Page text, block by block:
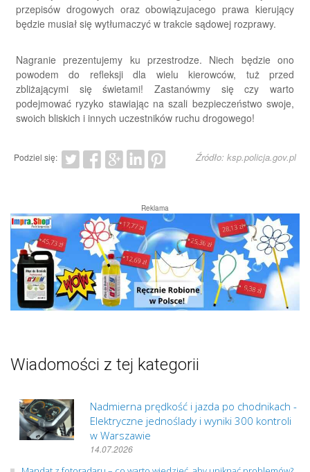
przepisów drogowych oraz obowiązujacego prawa kierujący
będzie musiał się wytłumaczyć w trakcie sądowej rozprawy.
Nagranie prezentujemy ku przestrodze. Niech będzie ono
powodem do refleksji dla wielu kierowców, tuż przed
zbliżającymi się świetami! Zastanówmy się czy warto
podejmować ryzyko stawiając na szali bezpieczeństwo swoje,
swoich bliskich i innych uczestników ruchu drogowego!
Podziel się: Źródło: ksp.policja.gov.pl
Reklama
Wiadomości z tej kategorii
Nadmierna prędkość i jazda po chodnikach -
Elektryczne jednoślady i wyniki 300 kontroli
w Warszawie
14.07.2026